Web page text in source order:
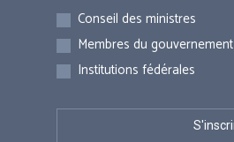
Inscriptions
Conseil des ministres
Membres du gouvernement
Institutions fédérales